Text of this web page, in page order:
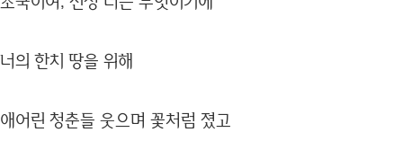
너의 한치 땅을 위해
애어린 청춘들 웃으며 꽃처럼 졌고